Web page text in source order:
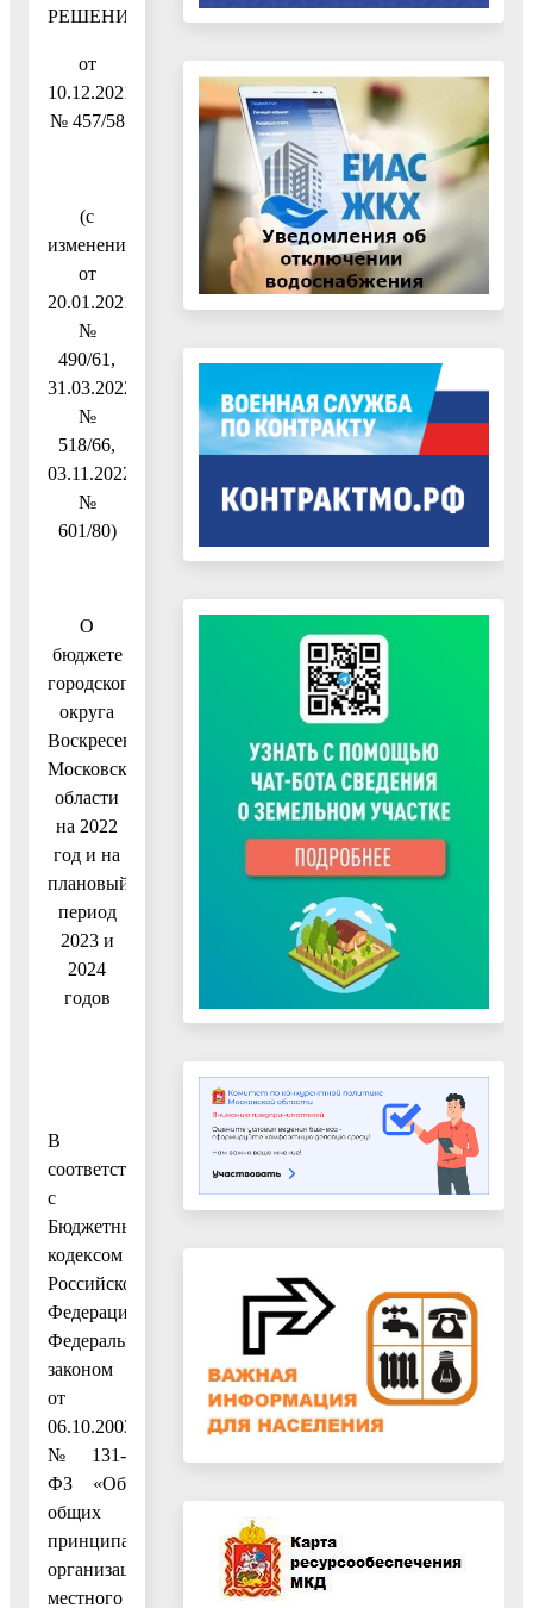
РЕШЕНИЕ
от
10.12.2021
№ 457/58
(с
изменениями
от
20.01.2021
№
490/61,
31.03.2022
№
518/66,
03.11.2022
№
601/80)
О
бюджете
городского
округа
Воскресенск
Московской
области
на 2022
год и на
плановый
период
2023 и
2024
годов
В
соответствии
с
Бюджетным
кодексом
Российской
Федерации,
Федеральным
законом
от
06.10.2003
№ 131-
ФЗ «Об
общих
принципах
организации
местного